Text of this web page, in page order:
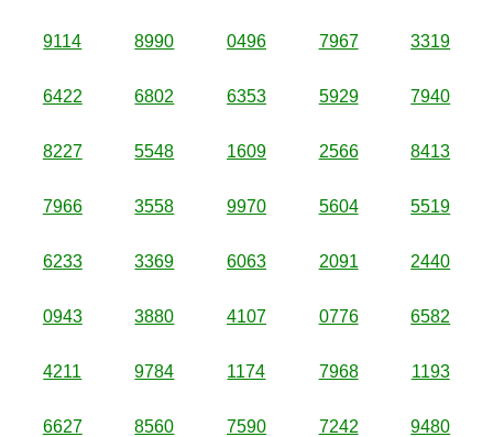
9114 8990 0496 7967 3319
6422 6802 6353 5929 7940
8227 5548 1609 2566 8413
7966 3558 9970 5604 5519
6233 3369 6063 2091 2440
0943 3880 4107 0776 6582
4211 9784 1174 7968 1193
6627 8560 7590 7242 9480